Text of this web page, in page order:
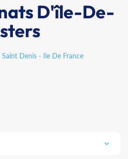
D'île-De-
Denis - Ile De France